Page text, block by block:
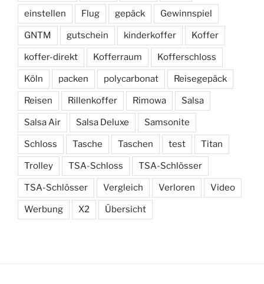
einstellen Flug gepäck Gewinnspiel
GNTM gutschein kinderkoffer Koffer
koffer-direkt Kofferraum Kofferschloss
Köln packen polycarbonat Reisegepäck
Reisen Rillenkoffer Rimowa Salsa
Salsa Air Salsa Deluxe Samsonite
Schloss Tasche Taschen test Titan
Trolley TSA-Schloss TSA-Schlösser
TSA-Schlösser Vergleich Verloren Video
Werbung X2 Übersicht